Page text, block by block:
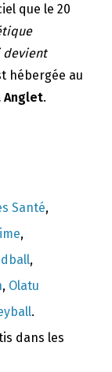
que le 20
devient
hébergée au
Anglet.
Santé,
,
,
, Olatu
.
dans les